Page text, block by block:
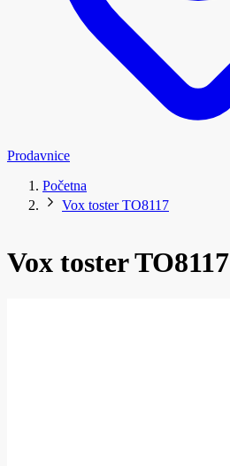
Prodavnice
Početna
Vox toster TO8117
Vox toster TO8117